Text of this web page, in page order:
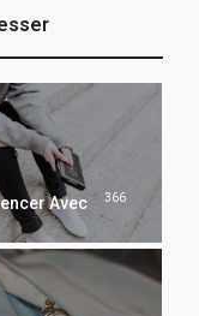
Avec
366